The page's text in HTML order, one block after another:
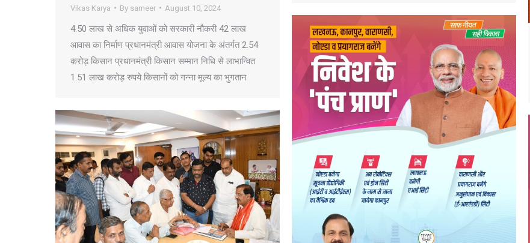
Vikas Karya By sameer August 10, 2024
4.50 लाख से अधिक युवाओं को सरकारी नौकरी 42 लाख
आवास का निर्माण प्रधानमंत्री आवास योजना के अंतर्गत 2.54
करोड़ किसान प्रधानमंत्री किसान सम्मान निधि से लाभान्वित
1.51 लाख करोड़ रुपये किसानों को गन्ना मूल्य का भुगतान